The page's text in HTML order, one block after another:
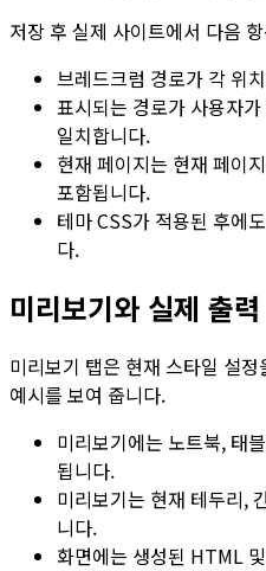
저장 후 실제 사이트에서 다음
브레드크럼 경로가 각 위
표시되는 경로가 사용자
일치합니다.
현재 페이지는 현재 페이
포함됩니다.
테마 CSS가 적용된 후에
다.
미리보기와 실제 출력
미리보기 탭은 현재 스타일 설
예시를 보여 줍니다.
미리보기에는 노트북, 태
됩니다.
미리보기는 현재 테두리,
니다.
화면에는 생성된 HTML